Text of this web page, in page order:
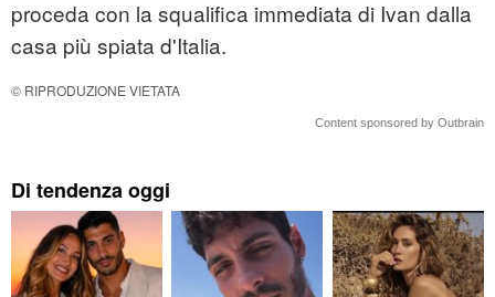
proceda con la squalifica immediata di Ivan dalla
casa più spiata d'Italia.
© RIPRODUZIONE VIETATA
Content sponsored by Outbrain
Di tendenza oggi